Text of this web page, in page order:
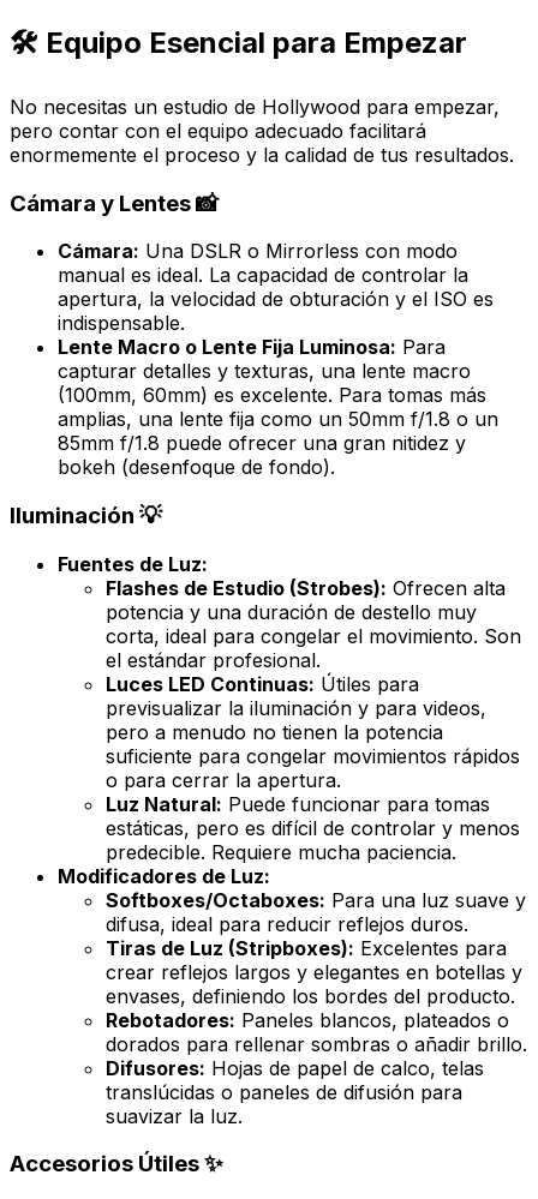
🛠️ Equipo Esencial para Empezar
No necesitas un estudio de Hollywood para empezar,
pero contar con el equipo adecuado facilitará
enormemente el proceso y la calidad de tus resultados.
Cámara y Lentes 📸
Cámara: Una DSLR o Mirrorless con modo
manual es ideal. La capacidad de controlar la
apertura, la velocidad de obturación y el ISO es
indispensable.
Lente Macro o Lente Fija Luminosa: Para
capturar detalles y texturas, una lente macro
(100mm, 60mm) es excelente. Para tomas más
amplias, una lente fija como un 50mm f/1.8 o un
85mm f/1.8 puede ofrecer una gran nitidez y
bokeh (desenfoque de fondo).
Iluminación 💡
Fuentes de Luz:
Flashes de Estudio (Strobes): Ofrecen alta
potencia y una duración de destello muy
corta, ideal para congelar el movimiento. Son
el estándar profesional.
Luces LED Continuas: Útiles para
previsualizar la iluminación y para videos,
pero a menudo no tienen la potencia
suficiente para congelar movimientos rápidos
o para cerrar la apertura.
Luz Natural: Puede funcionar para tomas
estáticas, pero es difícil de controlar y menos
predecible. Requiere mucha paciencia.
Modificadores de Luz:
Softboxes/Octaboxes: Para una luz suave y
difusa, ideal para reducir reflejos duros.
Tiras de Luz (Stripboxes): Excelentes para
crear reflejos largos y elegantes en botellas y
envases, definiendo los bordes del producto.
Rebotadores: Paneles blancos, plateados o
dorados para rellenar sombras o añadir brillo.
Difusores: Hojas de papel de calco, telas
translúcidas o paneles de difusión para
suavizar la luz.
Accesorios Útiles ✨